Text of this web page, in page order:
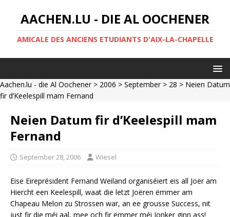
AACHEN.LU - DIE AL OOCHENER
AMICALE DES ANCIENS ETUDIANTS D'AIX-LA-CHAPELLE
Aachen.lu - die Al Oochener> 2006 > September> 28 > Neien Datum
fir d’Keelespill mam Fernand
Neien Datum fir d’Keelespill mam
Fernand
September 28, 2006 Wiesel
Eise Eireprésident Fernand Weiland organiséiert eis all Joër am
Hiercht een Keelespill, waat die letzt Joëren ëmmer am
Chapeau Melon zu Strossen war, an ee grousse Success, nit
just fir die méi aal, mee och fir ëmmer méi Jonker ginn ass!